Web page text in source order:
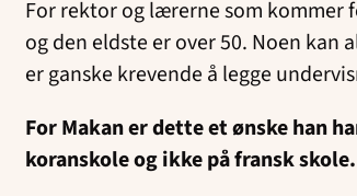
For rektor og lærerne som kommer
og den eldste er over 50. Noen
er ganske krevende å legge
For Makan er dette et ønske han
koranskole og ikke på fransk skole.